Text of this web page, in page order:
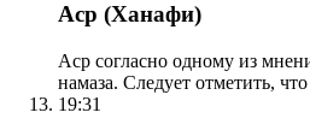
Аср (Ханафи)
Аср согласно одному из
намаза. Следует отметить,
19:31